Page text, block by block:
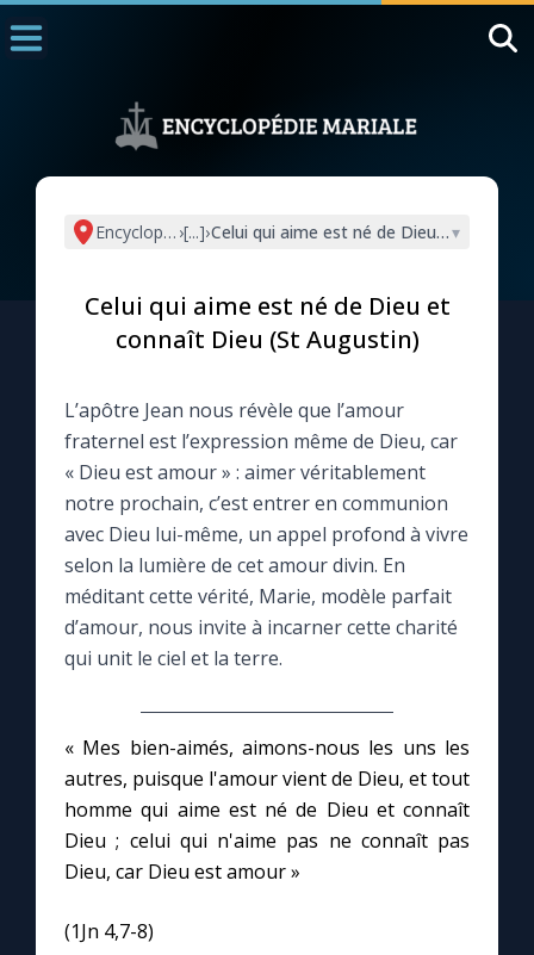
L'actualité de la semaine
La newsletter
La vidéo de la semaine
Le compte Tiktok
Le magazine
Questions-réponses
Prier au quotidien
Avec Thérèse de Lisieux
Encyclopédie mariale
›[...]›Celui qui aime est né de Dieu et connaît
▾
Celui qui aime est né de Dieu et
connaît Dieu (St Augustin)
L’apôtre Jean nous révèle que l’amour
fraternel est l’expression même de Dieu, car
« Dieu est amour » : aimer véritablement
notre prochain, c’est entrer en communion
avec Dieu lui-même, un appel profond à vivre
selon la lumière de cet amour divin. En
méditant cette vérité, Marie, modèle parfait
d’amour, nous invite à incarner cette charité
qui unit le ciel et la terre.
« Mes bien-aimés, aimons-nous les uns les
autres, puisque l'amour vient de Dieu, et tout
homme qui aime est né de Dieu et connaît
Dieu ; celui qui n'aime pas ne connaît pas
Dieu, car Dieu est amour »
(1Jn 4,7-8)